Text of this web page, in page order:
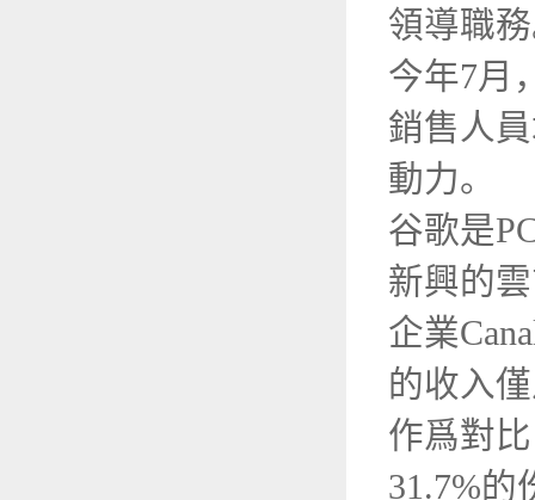
領導職
今年7月
銷售人
動力。
谷歌是
新興的
企業
的收入
作爲對
31.7%的